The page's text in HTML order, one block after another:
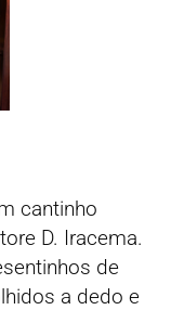
cantinho
D. Iracema.
de
a dedo e